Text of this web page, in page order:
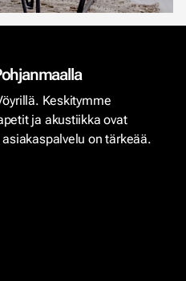
Keskitymme
ja akustiikka ovat
on tärkeää.